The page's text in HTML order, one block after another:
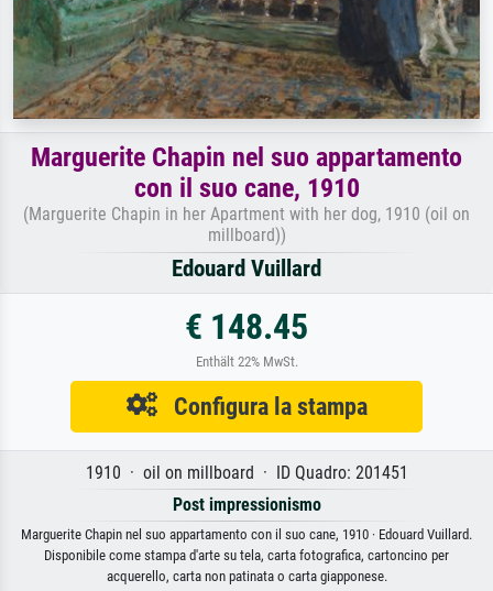
Marguerite Chapin nel suo appartamento
con il suo cane, 1910
(Marguerite Chapin in her Apartment with her dog, 1910 (oil on
millboard))
Edouard Vuillard
€ 148.45
Enthält 22% MwSt.
Configura la stampa
1910 · oil on millboard · ID Quadro: 201451
Post impressionismo
Marguerite Chapin nel suo appartamento con il suo cane, 1910 · Edouard Vuillard.
Disponibile come stampa d'arte su tela, carta fotografica, cartoncino per
acquerello, carta non patinata o carta giapponese.